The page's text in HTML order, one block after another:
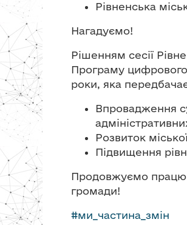
Рівненська
Нагадуємо!
Рішенням сесії
Програму цифрового
роки, яка
Впровадження
Розвиток
Підвищення
Продовжуємо
громади!
#ми_частина_змін